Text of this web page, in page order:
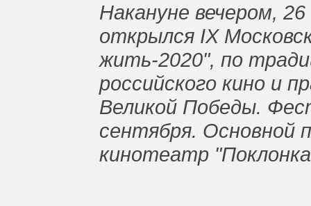
Накануне вечером,
открылся IX
жить-2020", по
российского кино и
Великой Победы.
сентября. Основной
кинотеатр